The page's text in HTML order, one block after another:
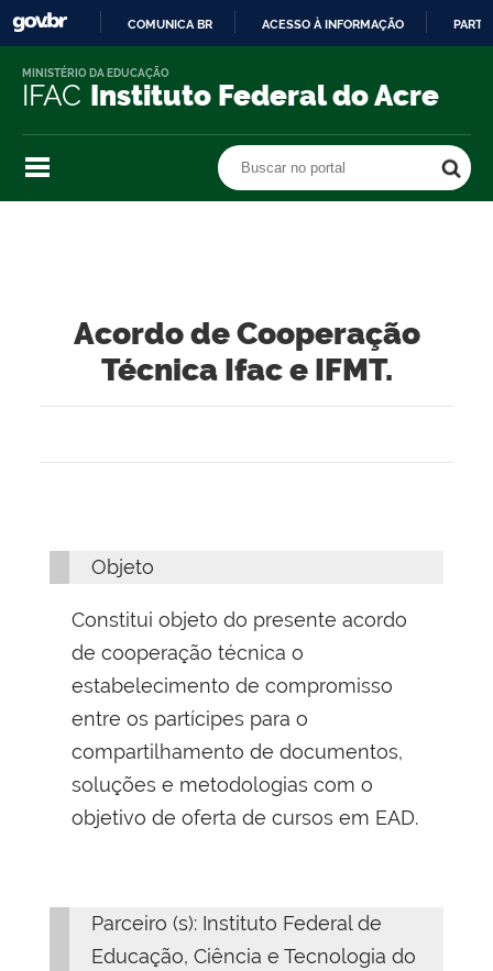
O
COMUNICA BR ACESSO À INFORMAÇÃO
IFAC Instituto Federal do Acre
MINISTÉRIO DA EDUCAÇÃO
Buscar no portal
Acordo de Cooperação
Técnica Ifac e IFMT.
Objeto
Constitui objeto do presente acordo
de cooperação técnica o
estabelecimento de compromisso
entre os partícipes para o
compartilhamento de documentos,
soluções e metodologias com o
objetivo de oferta de cursos em EAD.
Parceiro (s): Instituto Federal de
Educação, Ciência e Tecnologia do